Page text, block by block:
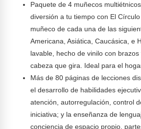
Paquete de 4 muñecos
diversión a tu tiempo con El
muñeco de cada una de las
Americana, Asiática, Caucásica, e
lavable, hecho de vinilo con
cabeza que gira. Ideal para el
Más de 80 páginas de lecciones
el desarrollo de habilidades
atención, autorregulación, control
iniciativa; y la enseñanza de
conciencia de espacio propio,